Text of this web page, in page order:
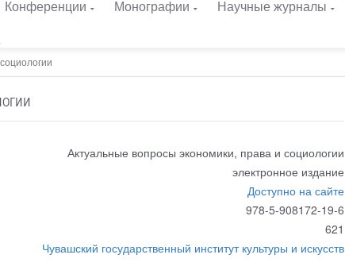
Конференции Монографии
Научные журналы
Актуальные вопросы экономики, права и социологии
электронное издание
Доступно на сайте
978-5-908172-19-6
621
Чувашский государственный институт культуры и искусств